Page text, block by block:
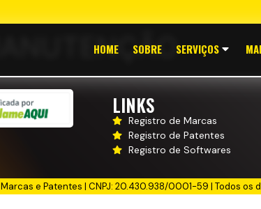
HOME SOBRE SERVIÇOS
LINKS
Registro de Marcas
Registro de Patentes
Registro de Softwares
e Patentes | CNPJ: 20.430.938/0001-59 | Todos os